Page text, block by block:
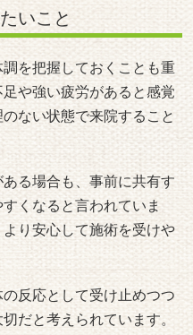
いこと
を把握しておくことも重
や強い疲労があると感覚
ない状態で来院すること
る場合も、事前に共有す
くなると言われていま
り安心して施術を受けや
反応として受け止めつつ
だと考えられています。